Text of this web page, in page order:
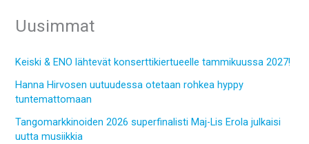
Uusimmat
Keiski & ENO lähtevät konserttikiertueelle tammikuussa 2027!
Hanna Hirvosen uutuudessa otetaan rohkea hyppy
tuntemattomaan
Tangomarkkinoiden 2026 superfinalisti Maj-Lis Erola julkaisi
uutta musiikkia